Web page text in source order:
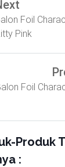
Foil
Pink
Foil
Produk
: